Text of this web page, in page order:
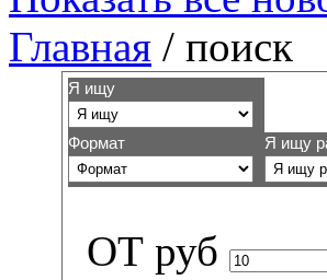
Главная / поиск
Я ищу
Формат Я ищу
ОТ руб